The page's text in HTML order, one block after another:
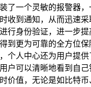
了一个灵敏的报警器
收到通知，从而迅速
行身份验证，进一步
到更为可靠的全方位
个人中心还为用户提
户可以清晰地看到自
价值，无论是如比特